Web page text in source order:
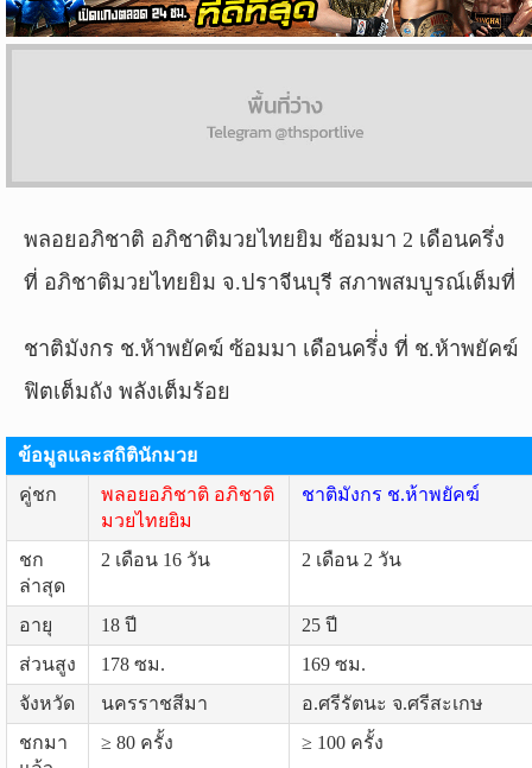
พลอยอภิชาติ อภิชาติมวยไทยยิม ซ้อมมา 2 เดือนครึ่ง
ที่ อภิชาติมวยไทยยิม จ.ปราจีนบุรี สภาพสมบูรณ์เต็มที่
ชาติมังกร ช.ห้าพยัคฆ์ ซ้อมมา เดือนครึ่่ง ที่ ช.ห้าพยัคฆ์
ฟิตเต็มถัง พลังเต็มร้อย
ข้อมูลและสถิตินักมวย
คู่ชก
พลอยอภิชาติ อภิชาติ
มวยไทยยิม
ชาติมังกร ช.ห้าพยัคฆ์
ชก
ล่าสุด
2 เดือน 16 วัน 2 เดือน 2 วัน
อายุ 18 ปี
25 ปี
ส่วนสูง
178 ซม.
169 ซม.
จังหวัด
นครราชสีมา
อ.ศรีรัตนะ จ.ศรีสะเกษ
ชกมา
≥ 80 ครั้ง ≥ 100 ครั้ง
2026
TH